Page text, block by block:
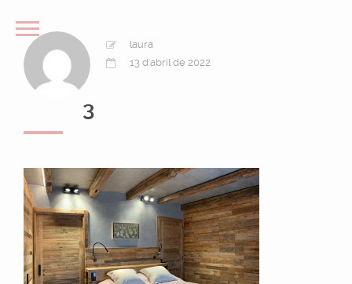
laura
13 d'abril de 2022
3